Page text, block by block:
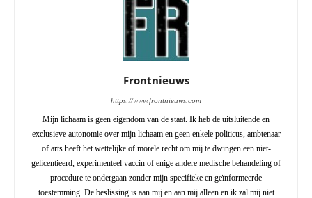
Frontnieuws
https://www.frontnieuws.com
Mijn lichaam is geen eigendom van de staat. Ik heb de uitsluitende en
exclusieve autonomie over mijn lichaam en geen enkele politicus, ambtenaar
of arts heeft het wettelijke of morele recht om mij te dwingen een niet-
gelicentieerd, experimenteel vaccin of enige andere medische behandeling of
procedure te ondergaan zonder mijn specifieke en geïnformeerde
toestemming. De beslissing is aan mij en aan mij alleen en ik zal mij niet